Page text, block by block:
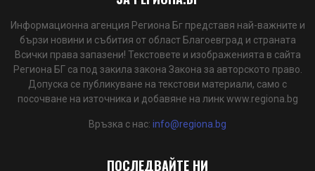
Информационна агенция Региона Бг представя най-важните и
бързи новини и събития от област Благоевград и страната
Всички права запазени! Текстовете и изображенията в сайта
Региона БГ са под закила закона Закона за авторското право.
Допуска се публикуване на текстови материали, само с
посочване на източника и добавяне на линк www.regiona.bg
Връзка с нас: info@regiona.bg
ПОСЛЕДВАЙТЕ НИ